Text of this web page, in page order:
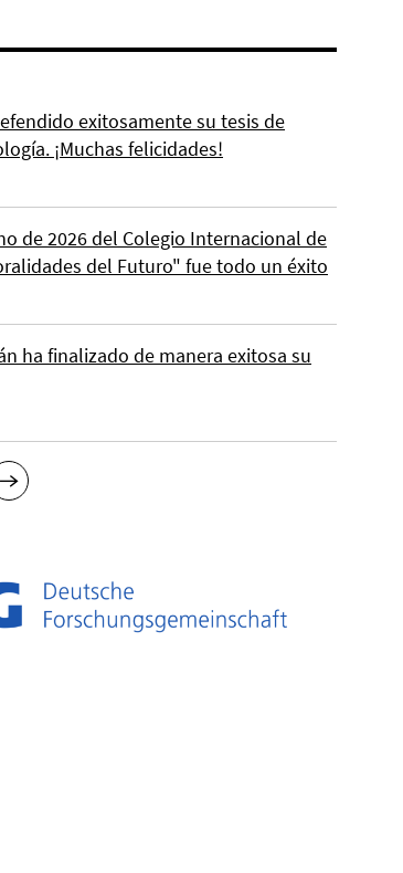
exitosamente su tesis de
¡Muchas felicidades!
de 2026 del Colegio Internacional de
del Futuro" fue todo un éxito
ha finalizado de manera exitosa su